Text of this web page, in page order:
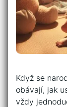
Když se
obávají, jak
vždy